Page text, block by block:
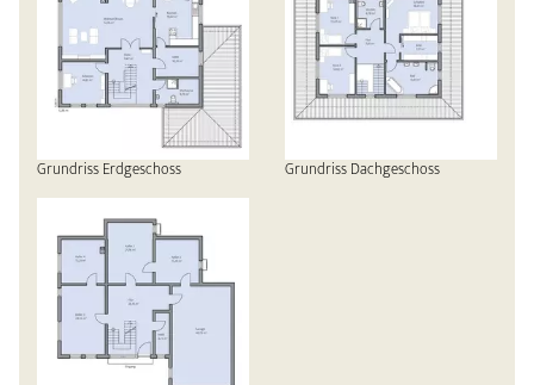
Grundriss Erdgeschoss Grundriss Dachgeschoss